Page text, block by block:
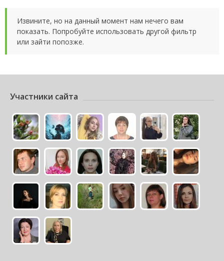
Извините, но на данный момент нам нечего вам
показать. Попробуйте использовать другой фильтр
или зайти попозже.
Участники сайта